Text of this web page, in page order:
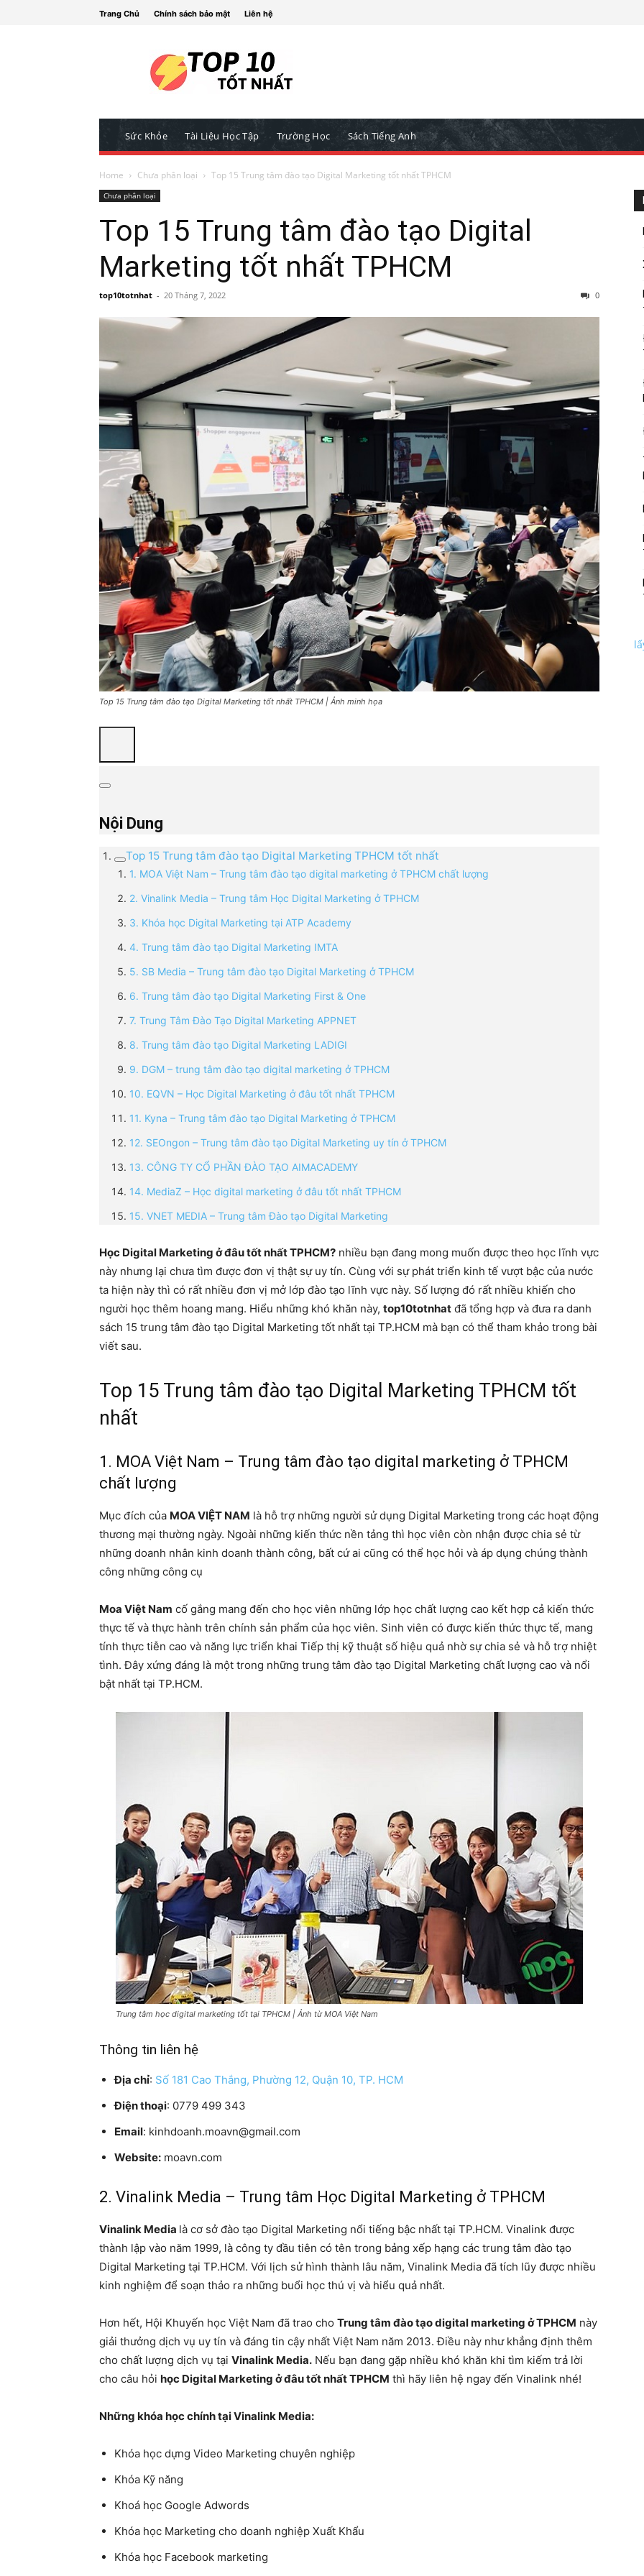
Trang Chủ Chính sách bảo mật Liên hệ
Sức Khỏe Tài Liệu Học Tập Trường Học Sách Tiếng Anh
Home Chưa phân loại Top 15 Trung tâm đào tạo Digital Marketing tốt nhất TPHCM
Chưa phân loại
Top 15 Trung tâm đào tạo Digital
Marketing tốt nhất TPHCM
top10totnhat - 20 Tháng 7, 2022 0
Top 15 Trung tâm đào tạo Digital Marketing tốt nhất TPHCM | Ảnh minh họa
Nội Dung
Top 15 Trung tâm đào tạo Digital Marketing TPHCM tốt nhất
1. MOA Việt Nam – Trung tâm đào tạo digital marketing ở TPHCM chất lượng
2. Vinalink Media – Trung tâm Học Digital Marketing ở TPHCM
3. Khóa học Digital Marketing tại ATP Academy
4. Trung tâm đào tạo Digital Marketing IMTA
5. SB Media – Trung tâm đào tạo Digital Marketing ở TPHCM
6. Trung tâm đào tạo Digital Marketing First & One
7. Trung Tâm Đào Tạo Digital Marketing APPNET
8. Trung tâm đào tạo Digital Marketing LADIGI
9. DGM – trung tâm đào tạo digital marketing ở TPHCM
10. EQVN – Học Digital Marketing ở đâu tốt nhất TPHCM
11. Kyna – Trung tâm đào tạo Digital Marketing ở TPHCM
12. SEOngon – Trung tâm đào tạo Digital Marketing uy tín ở TPHCM
13. CÔNG TY CỔ PHẦN ĐÀO TẠO AIMACADEMY
14. MediaZ – Học digital marketing ở đâu tốt nhất TPHCM
15. VNET MEDIA – Trung tâm Đào tạo Digital Marketing
Học Digital Marketing ở đâu tốt nhất TPHCM? nhiều bạn đang mong muốn được theo học lĩnh vực
này nhưng lại chưa tìm được đơn vị thật sự uy tín. Cùng với sự phát triển kinh tế vượt bậc của nước
ta hiện này thì có rất nhiều đơn vị mở lớp đào tạo lĩnh vực này. Số lượng đó rất nhiều khiến cho
người học thêm hoang mang. Hiểu những khó khăn này, top10totnhat đã tổng hợp và đưa ra danh
sách 15 trung tâm đào tạo Digital Marketing tốt nhất tại TP.HCM mà bạn có thể tham khảo trong bài
viết sau.
Top 15 Trung tâm đào tạo Digital Marketing TPHCM tốt
nhất
1. MOA Việt Nam – Trung tâm đào tạo digital marketing ở TPHCM
chất lượng
Mục đích của MOA VIỆT NAM là hỗ trợ những người sử dụng Digital Marketing trong các hoạt động
thương mại thường ngày. Ngoài những kiến thức nền tảng thì học viên còn nhận được chia sẻ từ
những doanh nhân kinh doanh thành công, bất cứ ai cũng có thể học hỏi và áp dụng chúng thành
công những công cụ
Moa Việt Nam cố gắng mang đến cho học viên những lớp học chất lượng cao kết hợp cả kiến thức
thực tế và thực hành trên chính sản phẩm của học viên. Sinh viên có được kiến thức thực tế, mang
tính thực tiễn cao và năng lực triển khai Tiếp thị kỹ thuật số hiệu quả nhờ sự chia sẻ và hỗ trợ nhiệt
tình. Đây xứng đáng là một trong những trung tâm đào tạo Digital Marketing chất lượng cao và nổi
bật nhất tại TP.HCM.
Trung tâm học digital marketing tốt tại TPHCM | Ảnh từ MOA Việt Nam
Thông tin liên hệ
Địa chỉ: Số 181 Cao Thắng, Phường 12, Quận 10, TP. HCM
Điện thoại: 0779 499 343
Email: kinhdoanh.moavn@gmail.com
Website: moavn.com
2. Vinalink Media – Trung tâm Học Digital Marketing ở TPHCM
Vinalink Media là cơ sở đào tạo Digital Marketing nổi tiếng bậc nhất tại TP.HCM. Vinalink được
thành lập vào năm 1999, là công ty đầu tiên có tên trong bảng xếp hạng các trung tâm đào tạo
Digital Marketing tại TP.HCM. Với lịch sử hình thành lâu năm, Vinalink Media đã tích lũy được nhiều
kinh nghiệm để soạn thảo ra những buổi học thú vị và hiểu quả nhất.
Hơn hết, Hội Khuyến học Việt Nam đã trao cho Trung tâm đào tạo digital marketing ở TPHCM này
giải thưởng dịch vụ uy tín và đáng tin cậy nhất Việt Nam năm 2013. Điều này như khẳng định thêm
cho chất lượng dịch vụ tại Vinalink Media. Nếu bạn đang gặp nhiều khó khăn khi tìm kiếm trả lời
cho câu hỏi học Digital Marketing ở đâu tốt nhất TPHCM thì hãy liên hệ ngay đến Vinalink nhé!
Những khóa học chính tại Vinalink Media:
Khóa học dựng Video Marketing chuyên nghiệp
Khóa Kỹ năng
Khoá học Google Adwords
Khóa học Marketing cho doanh nghiệp Xuất Khẩu
Khóa học Facebook marketing